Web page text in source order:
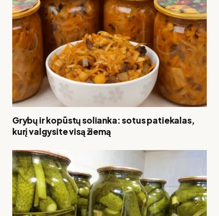
Grybų ir kopūstų solianka: sotus patiekalas,
kurį valgysite visą žiemą